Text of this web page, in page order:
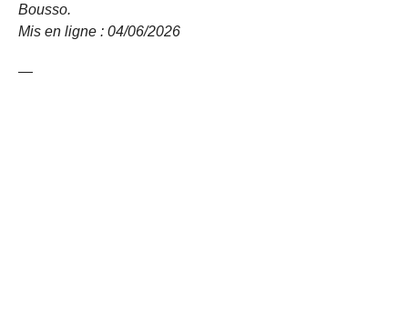
Bousso.
Mis en ligne : 04/06/2026
—